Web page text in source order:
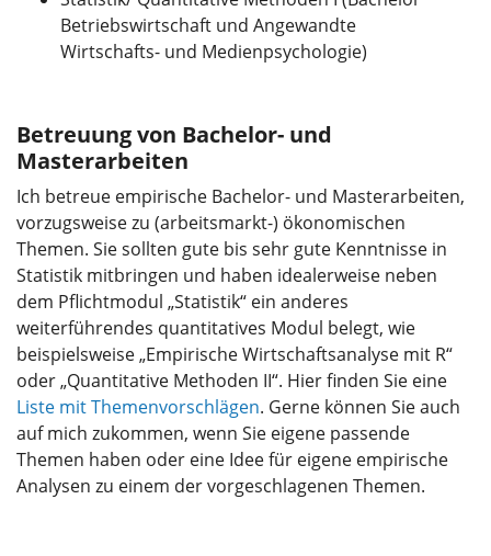
Betriebswirtschaft und Angewandte
Wirtschafts- und Medienpsychologie)
Betreuung von Bachelor- und
Masterarbeiten
Ich betreue empirische Bachelor- und Masterarbeiten,
vorzugsweise zu (arbeitsmarkt-) ökonomischen
Themen. Sie sollten gute bis sehr gute Kenntnisse in
Statistik mitbringen und haben idealerweise neben
dem Pflichtmodul „Statistik“ ein anderes
weiterführendes quantitatives Modul belegt, wie
beispielsweise „Empirische Wirtschaftsanalyse mit R“
oder „Quantitative Methoden II“. Hier finden Sie eine
Liste mit Themenvorschlägen. Gerne können Sie auch
auf mich zukommen, wenn Sie eigene passende
Themen haben oder eine Idee für eigene empirische
Analysen zu einem der vorgeschlagenen Themen.